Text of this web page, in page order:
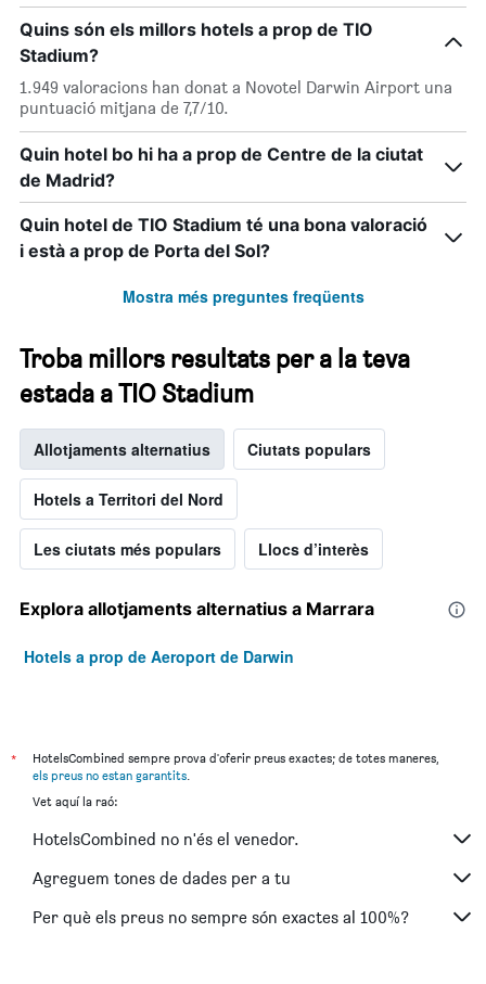
Quins són els millors hotels a prop de TIO
Stadium?
1.949 valoracions han donat a Novotel Darwin Airport una
puntuació mitjana de 7,7/10.
Quin hotel bo hi ha a prop de Centre de la ciutat
de Madrid?
Quin hotel de TIO Stadium té una bona valoració
i està a prop de Porta del Sol?
Mostra més preguntes freqüents
Troba millors resultats per a la teva
estada a TIO Stadium
Allotjaments alternatius Ciutats populars
Hotels a Territori del Nord
Les ciutats més populars Llocs d’interès
Explora allotjaments alternatius a Marrara
Hotels a prop de Aeroport de Darwin
*
HotelsCombined sempre prova d'oferir preus exactes; de totes maneres,
els preus no estan garantits.
Vet aquí la raó:
HotelsCombined no n'és el venedor.
Agreguem tones de dades per a tu
Per què els preus no sempre són exactes al 100%?